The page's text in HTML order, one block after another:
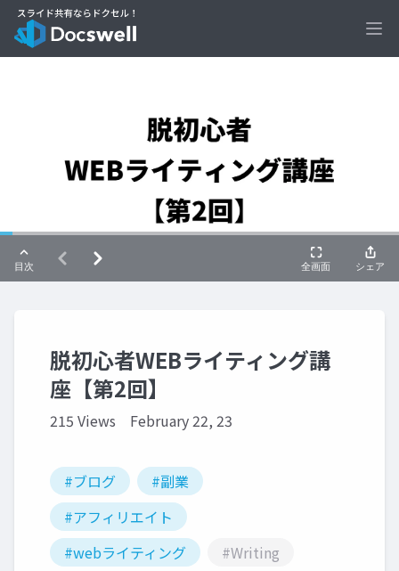
脱初心者WEBライティング講
座【第2回】
215 Views February 22, 23
#ブログ
#副業
#アフィリエイト
#webライティング
#Writing